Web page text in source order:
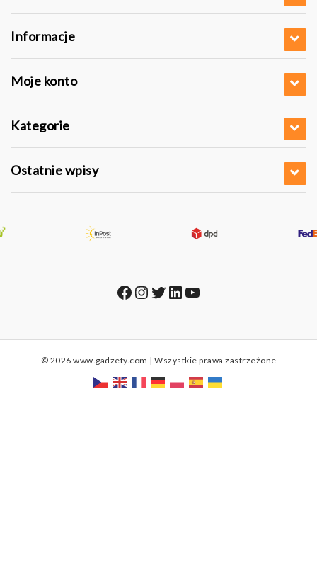
Informacje
Moje konto
Kategorie
Ostatnie wpisy
Facebook
Instagram
Twitter
LinkedIn
YouTube
© 2026 www.gadzety.com | Wszystkie prawa zastrzeżone